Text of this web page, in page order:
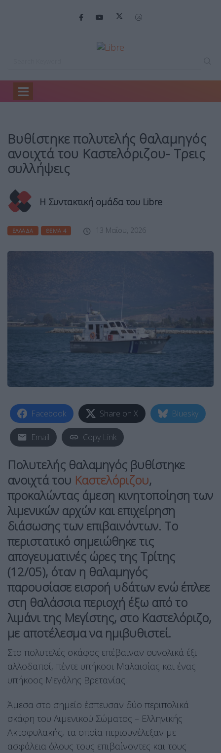
Home
Βυθίστηκε πολυτελής θαλαμηγός…
Βυθίστηκε πολυτελής θαλαμηγός
ανοιχτά του Καστελόριζου- Τρεις
συλλήψεις
Η Συντακτική ομάδα του Libre
ΕΛΛΆΔΑ ΘΈΜΑ 4 13 Μαΐου, 2026
Facebook Share on X Bluesky
Email Copy Link
Πολυτελής θαλαμηγός βυθίστηκε
ανοιχτά του Καστελόριζου,
προκαλώντας άμεση κινητοποίηση των
λιμενικών αρχών και επιχείρηση
διάσωσης των επιβαινόντων. Το
περιστατικό σημειώθηκε τις
απογευματινές ώρες της Τρίτης
(12/05), όταν η θαλαμηγός
παρουσίασε εισροή υδάτων ενώ έπλεε
στη θαλάσσια περιοχή έξω από το
λιμάνι της Μεγίστης, στο Καστελόριζο,
με αποτέλεσμα να ημιβυθιστεί.
Στο πολυτελές σκάφος επέβαιναν συνολικά έξι
αλλοδαποί, πέντε υπήκοοι Μαλαισίας και ένας
υπήκοος Μεγάλης Βρετανίας.
Άμεσα στο σημείο έσπευσαν δύο περιπολικά
σκάφη του Λιμενικού Σώματος – Ελληνικής
Ακτοφυλακής, τα οποία περισυνέλεξαν με
ασφάλεια όλους τους επιβαίνοντες και τους